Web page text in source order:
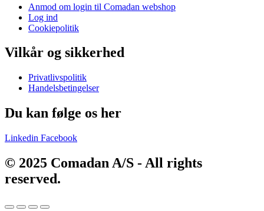
Main
Menu
Anmod om login til Comadan webshop
Log ind
Cookiepolitik
Vilkår og sikkerhed
Main
Menu
Privatlivspolitik
Handelsbetingelser
Du kan følge os her
Linkedin Facebook
© 2025 Comadan A/S - All rights
reserved.